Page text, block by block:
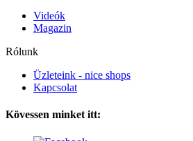
Videók
Magazin
Rólunk
Üzleteink - nice shops
Kapcsolat
Kövessen minket itt: